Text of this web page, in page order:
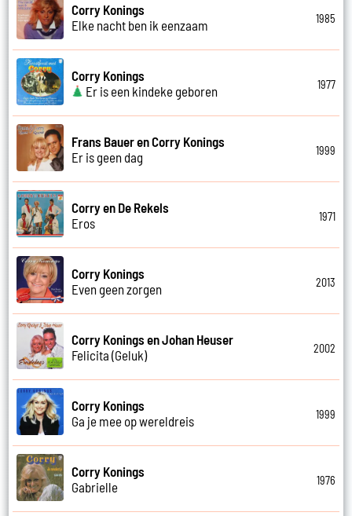
Corry Konings
Elke nacht ben ik eenzaam
1985
Corry Konings
Er is een kindeke geboren
1977
Frans Bauer en Corry Konings
Er is geen dag
1999
Corry en De Rekels
Eros
1971
Corry Konings
Even geen zorgen
2013
Corry Konings en Johan Heuser
Felicita (Geluk)
2002
Corry Konings
Ga je mee op wereldreis
1999
Corry Konings
Gabrielle
1976